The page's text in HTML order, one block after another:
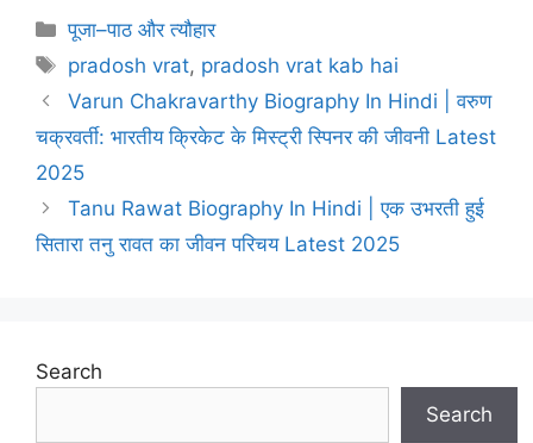
Categories
पूजा–पाठ और त्यौहार
Tags
pradosh vrat, pradosh vrat kab hai
Varun Chakravarthy Biography In Hindi | वरुण
चक्रवर्ती: भारतीय क्रिकेट के मिस्ट्री स्पिनर की जीवनी Latest
2025
Tanu Rawat Biography In Hindi | एक उभरती हुई
सितारा तनु रावत का जीवन परिचय Latest 2025
Search
Search